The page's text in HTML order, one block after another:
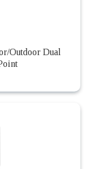
Outdoor Dual